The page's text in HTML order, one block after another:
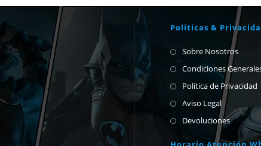
Políticas &
Sobre Nosotros
Condiciones
Política de Privacidad
Aviso Legal
Devoluciones